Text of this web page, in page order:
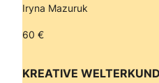
Iryna Mazuruk
60 €
KREATIVE